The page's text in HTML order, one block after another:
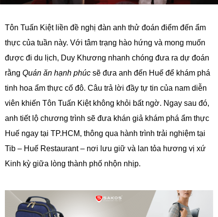
Tôn Tuấn Kiệt liền đề nghị đàn anh thử đoán điểm đến ẩm
thực của tuần này. Với tâm trạng hào hứng và mong muốn
được đi du lịch, Duy Khương nhanh chóng đưa ra dự đoán
rằng Quán ăn hạnh phúc sẽ đưa anh đến Huế để khám phá
tinh hoa ẩm thực cố đô. Câu trả lời đầy tự tin của nam diễn
viên khiến Tôn Tuấn Kiệt không khỏi bất ngờ. Ngay sau đó,
anh tiết lộ chương trình sẽ đưa khán giả khám phá ẩm thực
Huế ngay tại TP.HCM, thông qua hành trình trải nghiệm tại
Tib – Huế Restaurant – nơi lưu giữ và lan tỏa hương vị xứ
Kinh kỳ giữa lòng thành phố nhộn nhịp.